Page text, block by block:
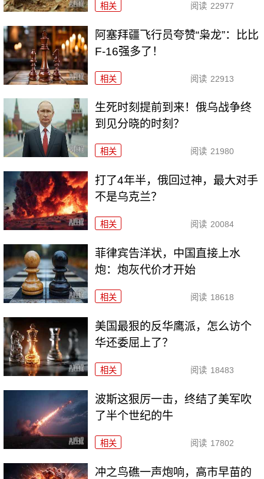
相关 阅读 22977
阿塞拜疆飞行员夸赞“枭龙”：比比
F-16强多了！
相关 阅读 22913
生死时刻提前到来！俄乌战争终
到见分晓的时刻？
相关 阅读 21980
打了4年半，俄回过神，最大对手
不是乌克兰？
相关 阅读 20084
菲律宾告洋状，中国直接上水
炮：炮灰代价才开始
相关 阅读 18618
美国最狠的反华鹰派，怎么访个
华还委屈上了？
相关 阅读 18483
波斯这狠厉一击，终结了美军吹
了半个世纪的牛
相关 阅读 17802
冲之鸟礁一声炮响，高市早苗的